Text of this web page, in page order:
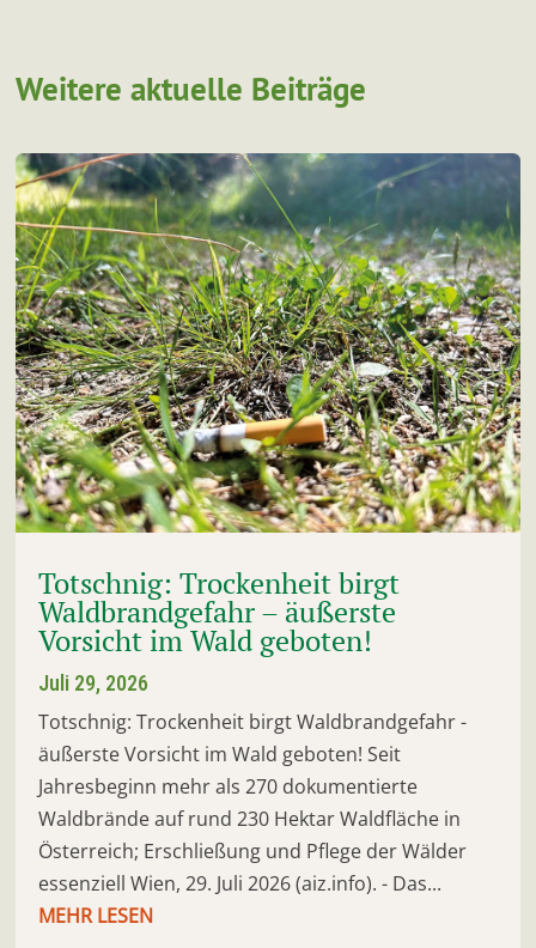
Weitere aktuelle Beiträge
Totschnig: Trockenheit birgt
Waldbrandgefahr – äußerste
Vorsicht im Wald geboten!
Juli 29, 2026
Totschnig: Trockenheit birgt Waldbrandgefahr -
äußerste Vorsicht im Wald geboten! Seit
Jahresbeginn mehr als 270 dokumentierte
Waldbrände auf rund 230 Hektar Waldfläche in
Österreich; Erschließung und Pflege der Wälder
essenziell Wien, 29. Juli 2026 (aiz.info). - Das...
MEHR LESEN